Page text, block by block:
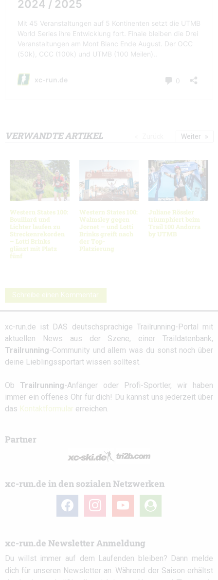
VERWANDTE ARTIKEL
Western States 100:
Bouillard und
Lichter laufen zu
Streckenrekorden
– Lotti Brinks
glänzt mit Platz
fünf
Western States 100:
Walmsley gegen
Jornet – und Lotti
Brinks greift nach
der Top-
Platzierung
Juliane Rössler
triumphiert beim
Trail 100 Andorra
by UTMB
Weiter
Schreibe einen Kommentar
xc-run.de ist DAS deutschsprachige Trailrunning-Portal mit
aktuellen News aus der Szene, einer Traildatenbank,
Trailrunning-Community und allem was du sonst noch über
deine Lieblingssportart wissen solltest.
Ob Trailrunning-Anfänger oder Profi-Sportler, wir haben
immer ein offenes Ohr für dich! Du kannst uns jederzeit über
das Kontaktformular erreichen.
Partner
xc-run.de in den sozialen Netzwerken
facebook instagramyoutube
user-
circle
xc-run.de Newsletter Anmeldung
Du willst immer auf dem Laufenden bleiben? Dann melde
dich für unseren Newsletter an. Während der Saison erhältst